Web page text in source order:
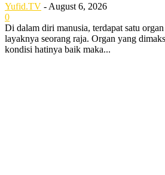
Yufid.TV - August 6, 2026
0
Di dalam diri manusia, terdapat satu
layaknya seorang raja. Organ yang
kondisi hatinya baik maka...